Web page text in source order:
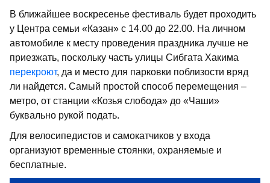
В ближайшее воскресенье фестиваль будет проходить
у Центра семьи «Казан» с 14.00 до 22.00. На личном
автомобиле к месту проведения праздника лучше не
приезжать, поскольку часть улицы Сибгата Хакима
перекроют, да и место для парковки поблизости вряд
ли найдется. Самый простой способ перемещения –
метро, от станции «Козья слобода» до «Чаши»
буквально рукой подать.
Для велосипедистов и самокатчиков у входа
организуют временные стоянки, охраняемые и
бесплатные.